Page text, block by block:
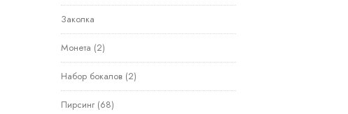
Заколка
Монета (2)
Набор бокалов (2)
Пирсинг (68)